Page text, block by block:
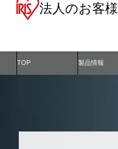
法人のお客様
TOP 製品情報